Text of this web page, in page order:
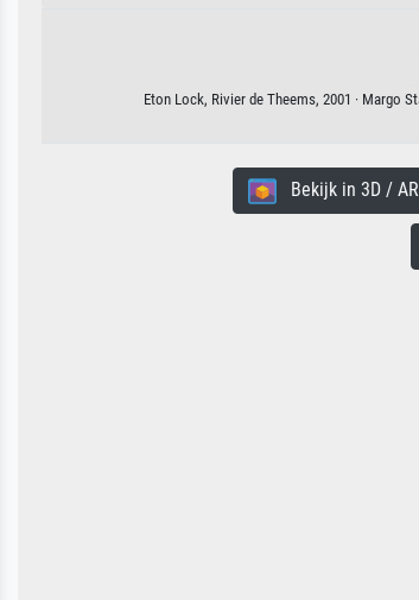
Eton Lock, Rivier de Theems, 2001 · Margo
Bekijk in 3D / AR